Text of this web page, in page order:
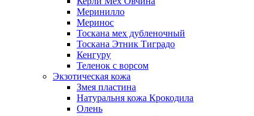
Меринилло
Меринос
Тоскана мех дубленочный
Тоскана Этник Тиградо
Кенгуру
Теленок с ворсом
Экзотическая кожа
Змея пластина
Натуральня кожа Крокодила
Олень